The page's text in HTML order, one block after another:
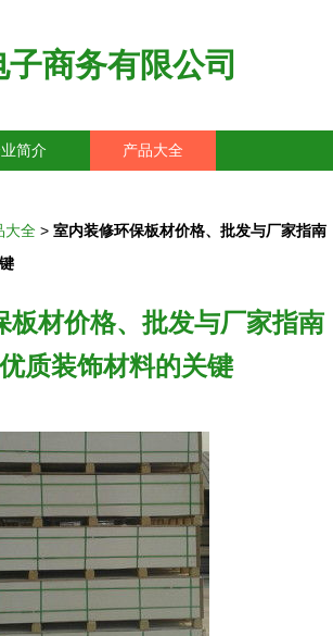
商务有限公司
简介 产品大全
大全 > 室内装修环保板材价格、批发与厂家指南
板材价格、批发与厂家指南
质装饰材料的关键